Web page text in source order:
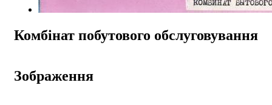
Комбінат побутового обслуговування
Зображення